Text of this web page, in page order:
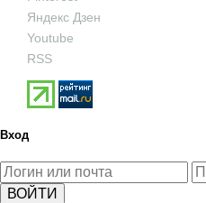
Яндекс Дзен
Youtube
RSS
Вход